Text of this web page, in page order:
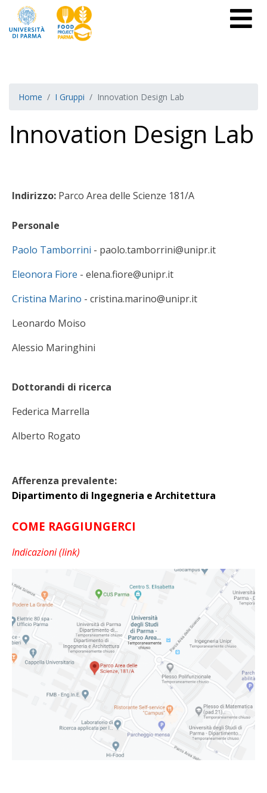
Home I Gruppi Innovation Design Lab
Innovation Design Lab
Indirizzo: Parco Area delle Scienze 181/A
Personale
Paolo Tamborrini - paolo.tamborrini@unipr.it
Eleonora Fiore - elena.fiore@unipr.it
Cristina Marino - cristina.marino@unipr.it
Leonardo Moiso
Alessio Maringhini
Dottorandi di ricerca
Federica Marrella
Alberto Rogato
Afferenza prevalente:
Dipartimento di Ingegneria e Architettura
COME RAGGIUNGERCI
Indicazioni (link)